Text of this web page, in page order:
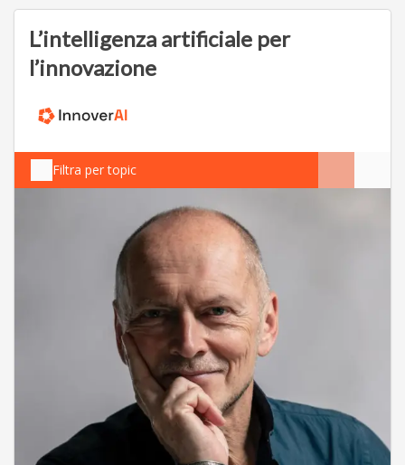
L’intelligenza artificiale per
l’innovazione
Filtra per topic